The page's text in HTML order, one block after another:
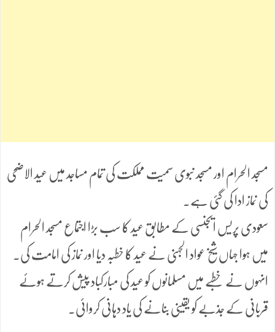
مسجد الحرام اور مسجد نبوی سمیت مملکت کی تمام مساجد میں عید الاضحی
کی نماز ادا کی گئی ہے۔
سعودی پریس ایجنسی کے مطابق عید کا سب بڑا اجتماع مسجد الحرام
میں ہوا جہاں شیخ عواد الجہنی نے عید کا خطبہ دیا اور نماز کی امامت کی۔
انہوں نے خطبے میں مسلمانوں کو عید کی مبارکباد پیش کرتے ہوئے
قربانی کے جذبے کو یقینی بنانے کی یاد دہانی کروائی۔